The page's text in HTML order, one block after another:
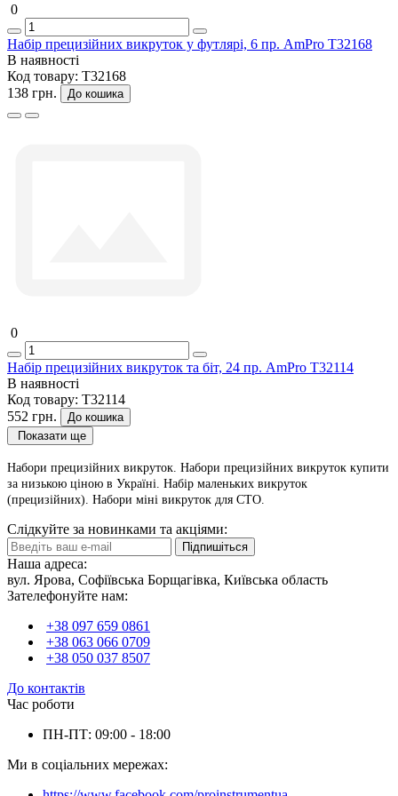
0
Набір прецизійних викруток у футлярі, 6 пр. AmPro T32168
В наявності
Код товару: T32168
138 грн.
До кошика
0
Набір прецизійних викруток та біт, 24 пр. AmPro T32114
В наявності
Код товару: T32114
552 грн.
До кошика
Показати ще
Набори прецизійних викруток. Набори прецизійних викруток купити
за низькою ціною в Україні. Набір маленьких викруток
(прецизійних). Набори міні викруток для CTO.
Слідкуйте за новинками та акціями:
Підпишіться
Наша адреса:
вул. Ярова, Софіївська Борщагівка, Київська область
Зателефонуйте нам:
+38 097 659 0861
+38 063 066 0709
+38 050 037 8507
До контактів
Час роботи
ПН-ПТ: 09:00 - 18:00
Ми в соціальних мережах: